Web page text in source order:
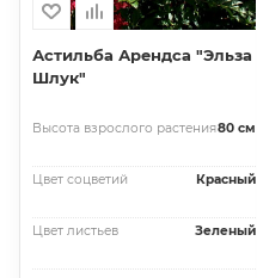
Астильба Арендса "Эльза
Шлук"
Высота взрослого растения80 см
Цвет соцветий Красный
Цвет листьев Зеленый